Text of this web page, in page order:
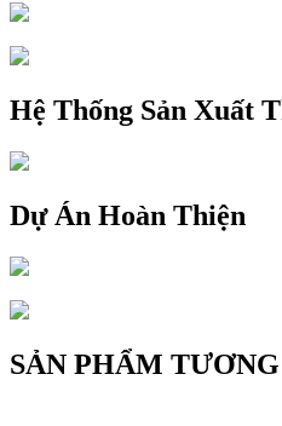
Hệ Thống Sản Xuất
Dự Án Hoàn Thiện
SẢN PHẨM